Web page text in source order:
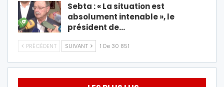
Sebta : « La situation est
absolument intenable », le
président de…
PRÉCÉDENT SUIVANT 1 De 30 851